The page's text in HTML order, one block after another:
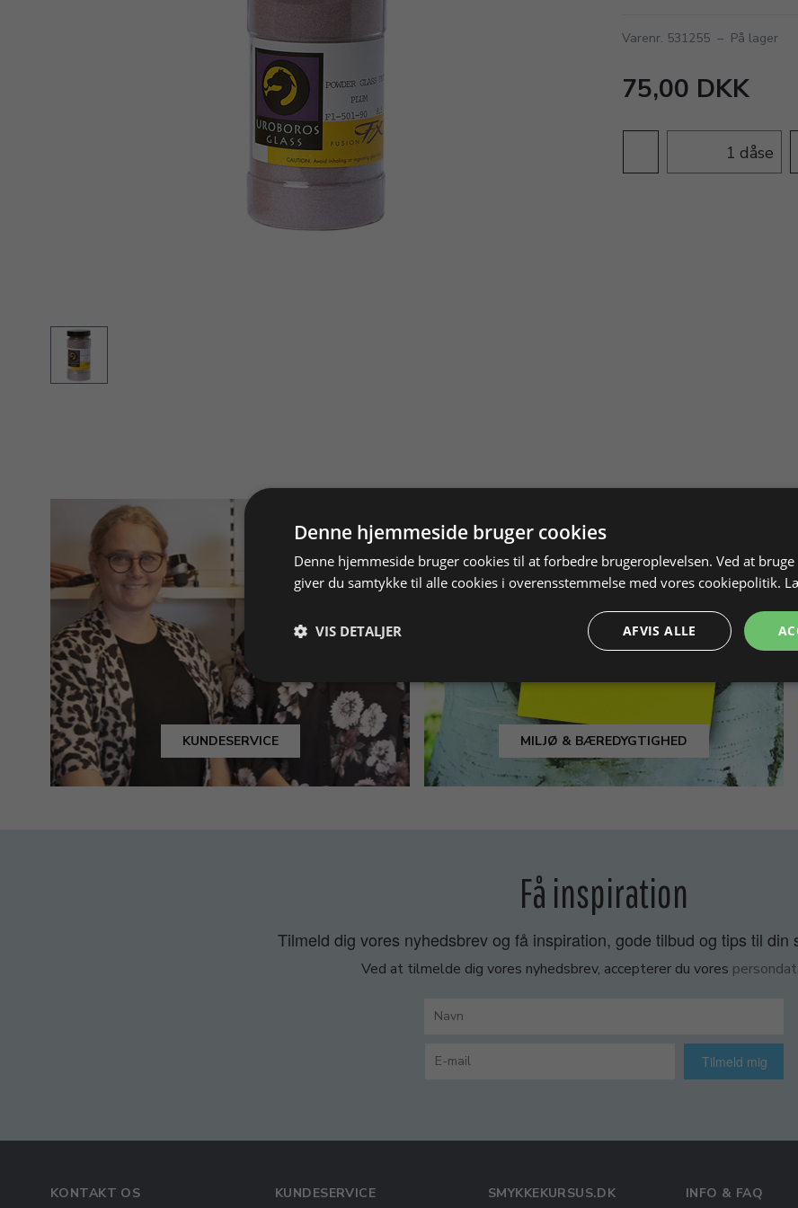
Varenr. 531255 – På lager
75,00 DKK
dåse
KUNDESERVICE MILJØ & BÆREDYGTIGHED
Få inspiration
Tilmeld dig vores nyhedsbrev og få inspiration, gode tilbud og tips til din
Ved at tilmelde dig vores nyhedsbrev, accepterer du vores
Tilmeld mig
KONTAKT OS KUNDESERVICE SMYKKEKURSUS.DK INFO & FAQ
Denne hjemmeside bruger cookies
Denne hjemmeside bruger cookies til at forbedre brugeroplevelsen. Ved at
giver du samtykke til alle cookies i overensstemmelse med vores cookiepolitik.
AFVIS ALLE
VIS DETALJER